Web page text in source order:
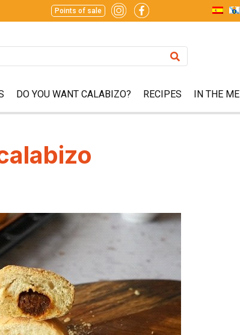
Points of sale
DO YOU WANT CALABIZO? RECIPES IN THE